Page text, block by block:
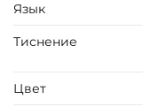
Форзац из
орнамента золотой
6 бинтов на
Обрез блока -
Язык
Тиснение
Цвет